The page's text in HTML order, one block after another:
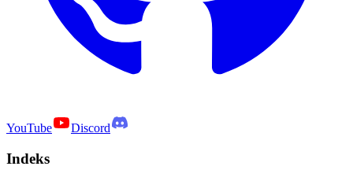
YouTube Discord
Indeks